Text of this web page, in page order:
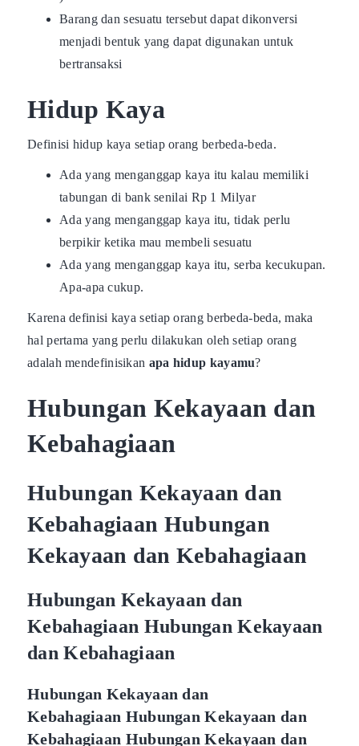
Barang dan sesuatu tersebut dapat dikonversi
menjadi bentuk yang dapat digunakan untuk
bertransaksi
Hidup Kaya
Definisi hidup kaya setiap orang berbeda-beda.
Ada yang menganggap kaya itu kalau memiliki
tabungan di bank senilai Rp 1 Milyar
Ada yang menganggap kaya itu, tidak perlu
berpikir ketika mau membeli sesuatu
Ada yang menganggap kaya itu, serba kecukupan.
Apa-apa cukup.
Karena definisi kaya setiap orang berbeda-beda, maka
hal pertama yang perlu dilakukan oleh setiap orang
adalah mendefinisikan apa hidup kayamu?
Hubungan Kekayaan dan
Kebahagiaan
Hubungan Kekayaan dan
Kebahagiaan Hubungan
Kekayaan dan Kebahagiaan
Hubungan Kekayaan dan
Kebahagiaan Hubungan Kekayaan
dan Kebahagiaan
Hubungan Kekayaan dan
Kebahagiaan Hubungan Kekayaan dan
Kebahagiaan Hubungan Kekayaan dan